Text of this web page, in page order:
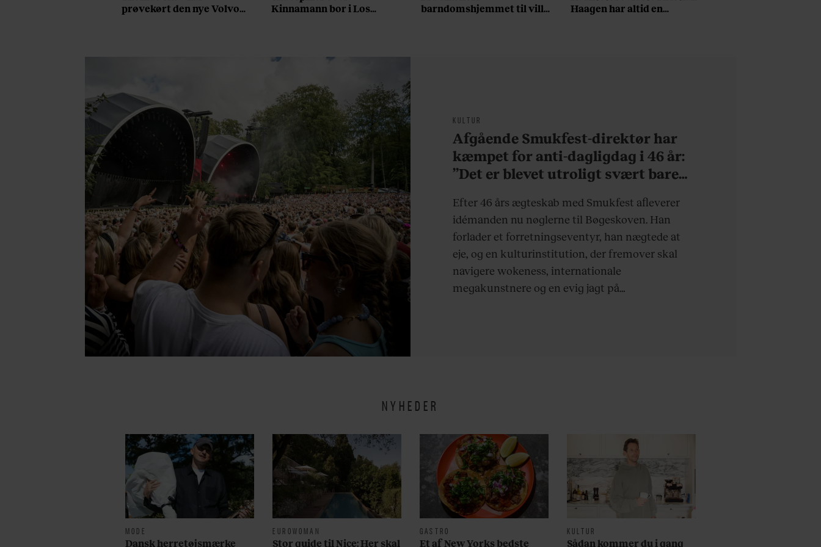
prøvekørt den nye Volvo
Kinnamann bor i Los
armbøjninger hver
barndomshjemmet til villa
Haagen har altid en
KULTUR
Afgående Smukfest-direktør har
kæmpet for anti-dagligdag i 46 år:
”Det er blevet utroligt svært bare
Efter 46 års ægteskab med Smukfest afleverer
idémanden nu nøglerne til Bøgeskoven. Han
forlader et forretningseventyr, han nægtede at
eje, og en kulturinstitution, der fremover skal
navigere wokeness, internationale
megakunstnere og en evig jagt på
NYHEDER
MODE
Dansk herretøjsmærke
EUROWOMAN
Stor guide til Nice: Her skal
GASTRO
Et af New Yorks bedste
KULTUR
Sådan kommer du i gang